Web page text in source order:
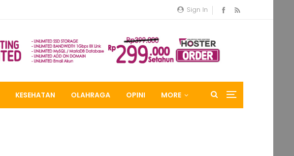
Sign In
KESEHATAN OLAHRAGA OPINI MORE